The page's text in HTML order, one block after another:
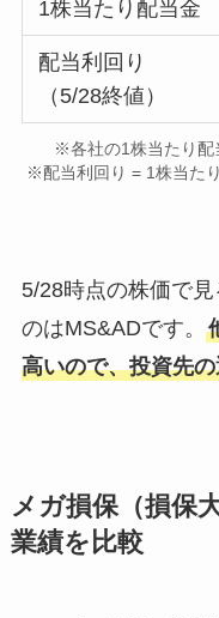
1株当たり配当金
配当利回り
（5/28終値）
※各社の1株当たり配
※配当利回り = 1株当た
5/28時点の株価で
のはMS&ADです。
高いので、投資先
メガ損保（損保
業績を比較